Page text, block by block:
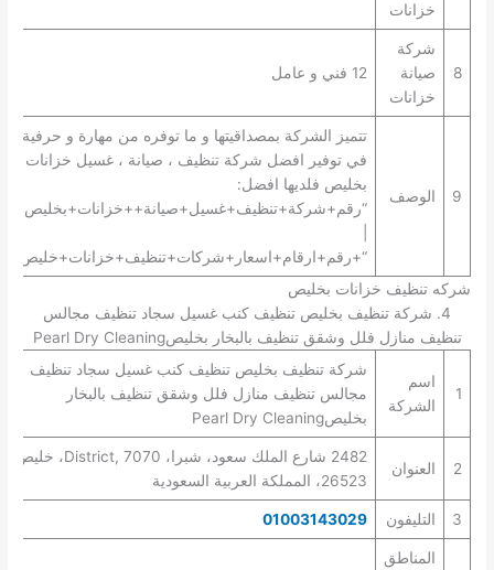
خزانات
8
شركة
صيانة
خزانات
12 فني و عامل
9 الوصف
تتميز الشركة بمصداقيتها و ما توفره من مهارة و حرفية
في توفير افضل شركة تنظيف ، صيانة ، غسيل خزانات
بخليص فلديها افضل:
“رقم+شركة+تنظيف+غسيل+صيانة++خزانات+بخليص+”
“+رقم+ارقام+اسعار+شركات+تنظيف+خزانات+خليص+”.
شركه تنظيف خزانات بخليص
4. شركة تنظيف بخليص تنظيف كنب غسيل سجاد تنظيف مجالس
تنظيف منازل فلل وشقق تنظيف بالبخار بخليصPearl Dry Cleaning
1
اسم
الشركة
شركة تنظيف بخليص تنظيف كنب غسيل سجاد تنظيف
مجالس تنظيف منازل فلل وشقق تنظيف بالبخار
بخليصPearl Dry Cleaning
2 العنوان
2482 شارع الملك سعود، شبرا، District, 7070، خليص
26523، المملكة العربية السعودية
3 التليفون 01003143029
المناطق